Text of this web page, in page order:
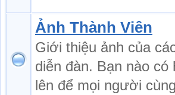
Ảnh Thành Viên
Giới thiệu ảnh của
diễn đàn. Bạn nào
lên để mọi người